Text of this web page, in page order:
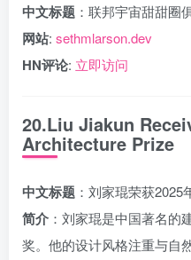
中文标题 ：联邦宇宙甜甜圈
网站: sethmlarson.dev
HN评论: 立即访问
20.Liu Jiakun
Architecture Prize
中文标题 ：刘家琨荣获
简介 ：刘家琨是中国著名的
奖。他的设计风格注重与自